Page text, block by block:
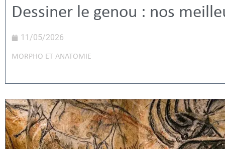
Dessiner le genou : nos
11/05/2026
MORPHO ET ANATOMIE